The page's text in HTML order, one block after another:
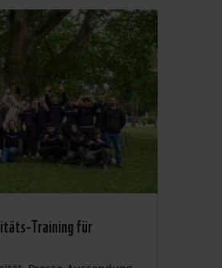
Training für